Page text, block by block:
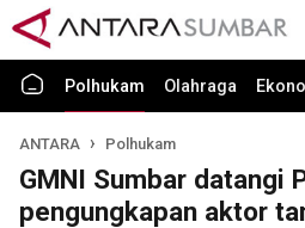
Polhukam Olahraga
ANTARA Polhukam
GMNI Sumbar datangi
pengungkapan aktor